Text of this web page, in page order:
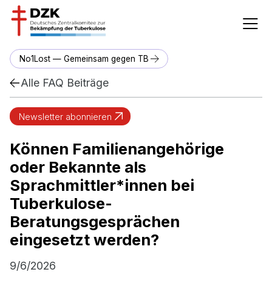
No1Lost — Gemeinsam gegen TB
Alle FAQ Beiträge
Newsletter abonnieren
Können Familienangehörige
oder Bekannte als
Sprachmittler*innen bei
Tuberkulose-
Beratungsgesprächen
eingesetzt werden?
9/6/2026